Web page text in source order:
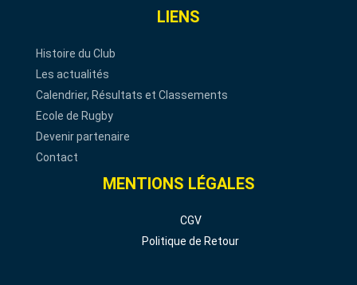
LIENS
Histoire du Club
Les actualités
Calendrier, Résultats et Classements
Ecole de Rugby
Devenir partenaire
Contact
MENTIONS LÉGALES
CGV
Politique de Retour